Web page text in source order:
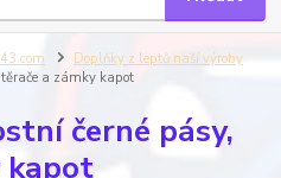
Doplňky z leptů naší výroby
a zámky kapot
černé pásy,
kapot